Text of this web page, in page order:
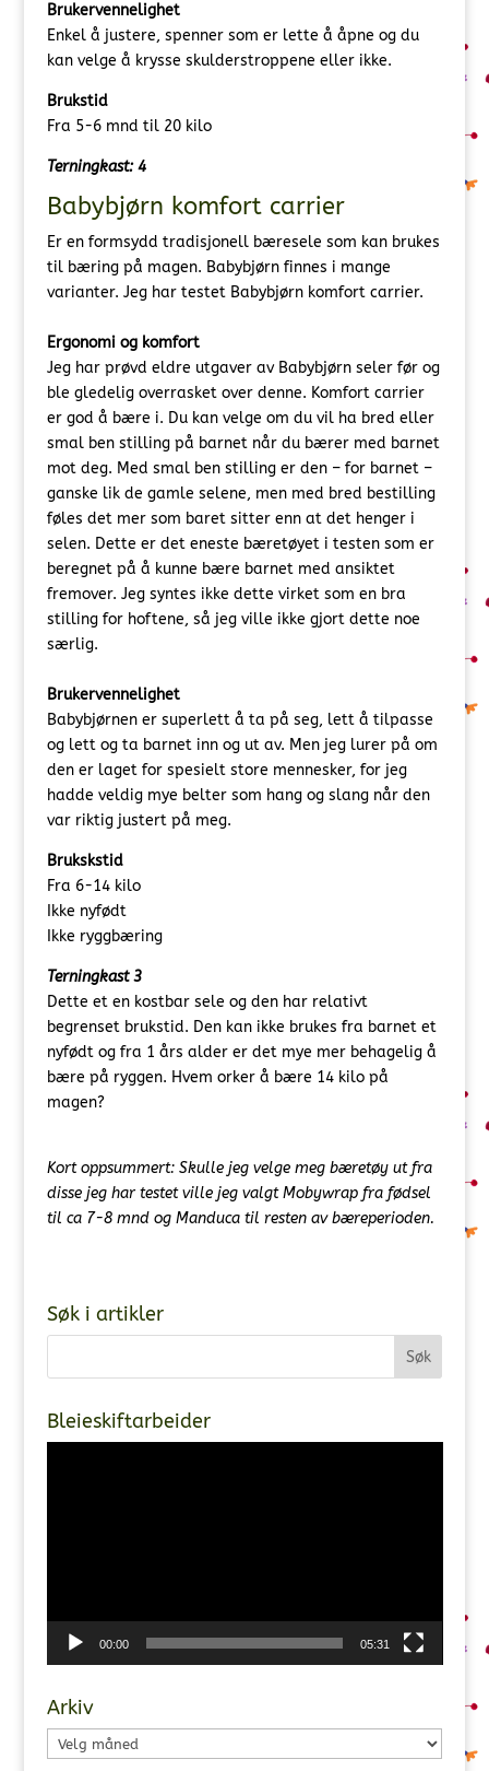
Brukervennelighet
Enkel å justere, spenner som er lette å åpne og du
kan velge å krysse skulderstroppene eller ikke.
Brukstid
Fra 5-6 mnd til 20 kilo
Terningkast: 4
Babybjørn komfort carrier
Er en formsydd tradisjonell bæresele som kan brukes
til bæring på magen. Babybjørn finnes i mange
varianter. Jeg har testet Babybjørn komfort carrier.
Ergonomi og komfort
Jeg har prøvd eldre utgaver av Babybjørn seler før og
ble gledelig overrasket over denne. Komfort carrier
er god å bære i. Du kan velge om du vil ha bred eller
smal ben stilling på barnet når du bærer med barnet
mot deg. Med smal ben stilling er den – for barnet –
ganske lik de gamle selene, men med bred bestilling
føles det mer som baret sitter enn at det henger i
selen. Dette er det eneste bæretøyet i testen som er
beregnet på å kunne bære barnet med ansiktet
fremover. Jeg syntes ikke dette virket som en bra
stilling for hoftene, så jeg ville ikke gjort dette noe
særlig.
Brukervennelighet
Babybjørnen er superlett å ta på seg, lett å tilpasse
og lett og ta barnet inn og ut av. Men jeg lurer på om
den er laget for spesielt store mennesker, for jeg
hadde veldig mye belter som hang og slang når den
var riktig justert på meg.
Brukskstid
Fra 6-14 kilo
Ikke nyfødt
Ikke ryggbæring
Terningkast 3
Dette et en kostbar sele og den har relativt
begrenset brukstid. Den kan ikke brukes fra barnet et
nyfødt og fra 1 års alder er det mye mer behagelig å
bære på ryggen. Hvem orker å bære 14 kilo på
magen?
Kort oppsummert: Skulle jeg velge meg bæretøy ut fra
disse jeg har testet ville jeg valgt Mobywrap fra fødsel
til ca 7-8 mnd og Manduca til resten av bæreperioden.
Søk i artikler
Bleieskiftarbeider
00:00 05:31
Arkiv
Arkiv